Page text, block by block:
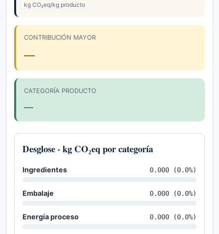
kg CO₂eq/kg producto
CONTRIBUCIÓN MAYOR
—
CATEGORÍA PRODUCTO
—
Desglose · kg CO₂eq por categoría
Ingredientes 0.000 (0.0%)
Embalaje 0.000 (0.0%)
Energía proceso 0.000 (0.0%)